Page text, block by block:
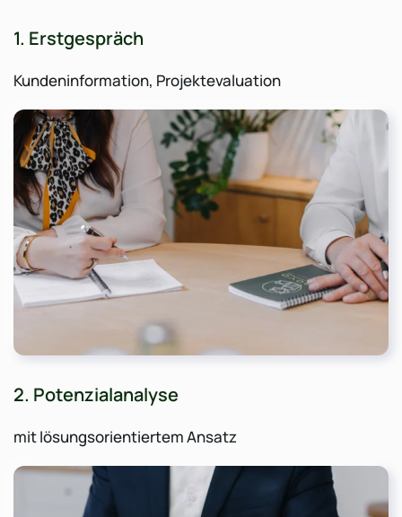
1. Erstgespräch
Kundeninformation, Projektevaluation
2. Potenzialanalyse
mit lösungsorientiertem Ansatz